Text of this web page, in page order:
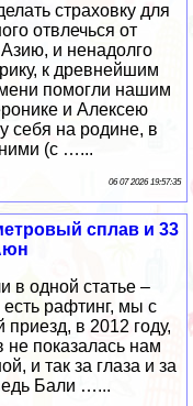
страховку для
отвлечься от
и ненадолго
к древнейшим
помогли нашим
и Алексею
себя на родине, в
(с …...
06 07 2026 19:57:35
сплав и 33
в одной статье –
рафтинг, мы с
в 2012 году,
не показалась нам
и так за глаза и за
Бали …...